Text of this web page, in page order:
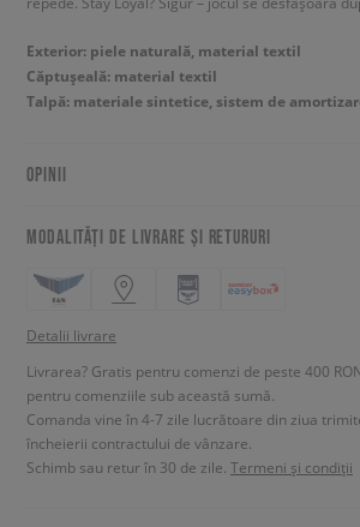
Exterior: piele naturală, material textil
Căptușeală: material textil
Talpă: materiale sintetice, sistem de
OPINII
MODALITĂȚI DE LIVRARE ȘI RETURURI
Detalii livrare
Livrarea? Gratis pentru comenzi de peste 400
pentru comenziile sub această sumă.
Comanda vine în 4-7 zile lucrătoare din ziua
încheierii contractului de vânzare.
Schimb sau retur în 30 de zile. Termeni și condiții